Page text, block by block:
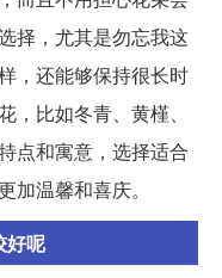
择，尤其是勿忘我这
，还能够保持很长时
比如冬青、黄槿、
点和寓意，选择适合
加温馨和喜庆。
好呢